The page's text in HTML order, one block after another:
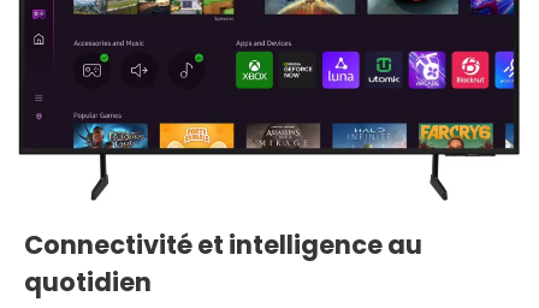
Connectivité et intelligence au
quotidien